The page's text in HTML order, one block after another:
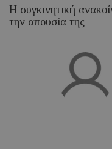
Η συγκινητική
την απουσία της